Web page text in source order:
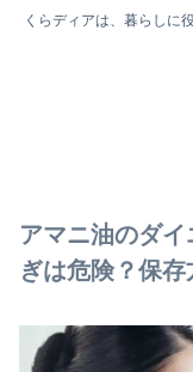
くらディアは、暮らしに
アマニ油のダ
ぎは危険？保存